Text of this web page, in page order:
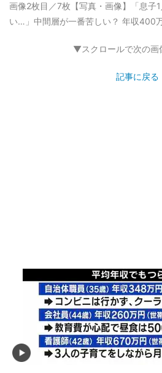
画像2枚目／7枚 【写真・画像】「息
い…」中間層が一番苦しい？ 年収400
▼スクロールで次の
記事に戻る